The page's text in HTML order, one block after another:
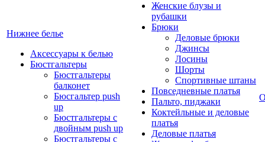
Нижнее белье
Аксессуары к белью
Бюстгальтеры
Бюстгальтеры
балконет
Бюсгальтер push
up
Бюстгальтеры с
двойным push up
Бюстгальтеры с
Женские блузы и
рубашки
Брюки
Деловые брюки
Джинсы
Лосины
Шорты
Спортивные штаны
Повседневные платья
Пальто, пиджаки
Коктейльные и деловые
платья
Деловые платья